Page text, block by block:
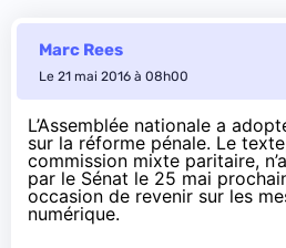
Marc Rees
Le 21 mai 2016 à 08h00
L’Assemblée nationale a
sur la réforme pénale. Le
commission mixte paritaire,
par le Sénat le 25 mai
occasion de revenir sur les
numérique.